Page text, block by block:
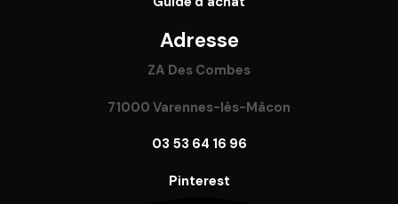
Adresse
ZA Des Combes
71000 Varennes-lès-Mâcon
03 53 64 16 96
Pinterest